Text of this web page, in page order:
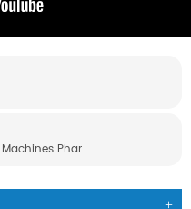
La 60e Édition Du Salon Chinois Des Machines Pharmaceutiques 2021 Est En Cours.